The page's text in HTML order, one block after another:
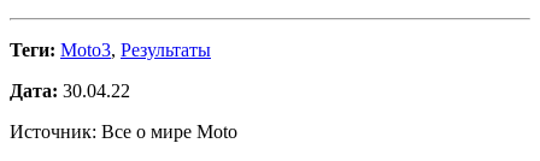
Теги: Moto3, Результаты
Дата: 30.04.22
Источник: Все о мире Moto